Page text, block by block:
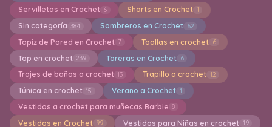
Servilletas en Crochet 6 Shorts en Crochet 1
Sin categoría 384 Sombreros en Crochet 62
Tapiz de Pared en Crochet 7 Toallas en crochet 6
Top en crochet 239 Toreras en Crochet 6
Trajes de baños a crochet 13 Trapillo a crochet 12
Túnica en crochet 15 Verano a Crochet 1
Vestidos a crochet para muñecas Barbie 8
Vestidos en Crochet 99 Vestidos para Niñas en crochet 19